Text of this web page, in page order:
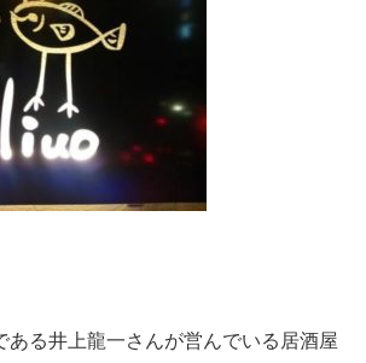
ある井上龍一さんが営んでいる居酒屋